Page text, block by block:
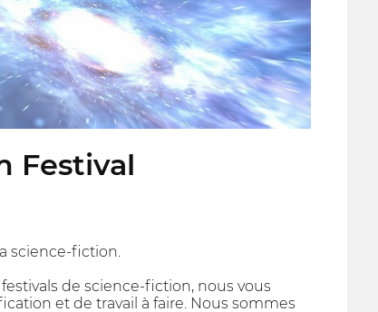
Festival
science-fiction.
de science-fiction, nous vous
et de travail à faire. Nous sommes